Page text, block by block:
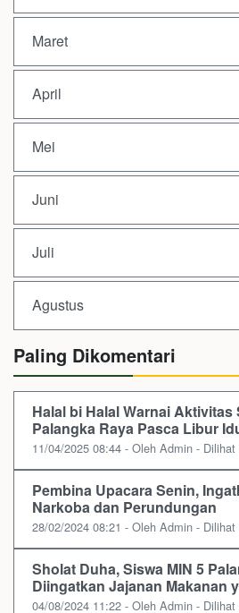
Maret
April
Mei
Juni
Juli
Agustus
Paling Dikomentari
Halal bi Halal Warnai Aktivitas
Palangka Raya Pasca Libur
11/04/2025 08:44 - Oleh Admin - Dilihat
Pembina Upacara Senin,
Narkoba dan Perundungan
28/02/2024 08:21 - Oleh Admin - Dilihat
Sholat Duha, Siswa MIN 5
Diingatkan Jajanan Makanan
04/08/2024 11:22 - Oleh Admin - Dilihat